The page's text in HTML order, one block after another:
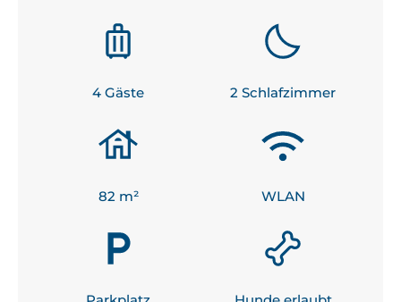
4 Gäste 2 Schlafzimmer
82 m² WLAN